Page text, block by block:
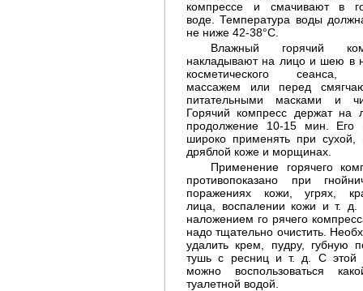
компрессе и смачивают в
воде. Температура воды
не ниже 42-38°C.
Влажный горячий
накладывают на лицо и шею в
косметического сеанса,
массажем или перед
питательными масками и
Горячий компресс держат на
продолжение 10-15 мин. Его
широко применять при сухой,
дряблой коже и морщинах.
Применение горячего
противопоказано при
поражениях кожи, угрях,
лица, воспалении кожи и т. д.
наложением го рячего
надо тщательно очистить.
удалить крем, пудру, губную
тушь с ресниц и т. д. С этой
можно воспользоваться
туалетной водой.